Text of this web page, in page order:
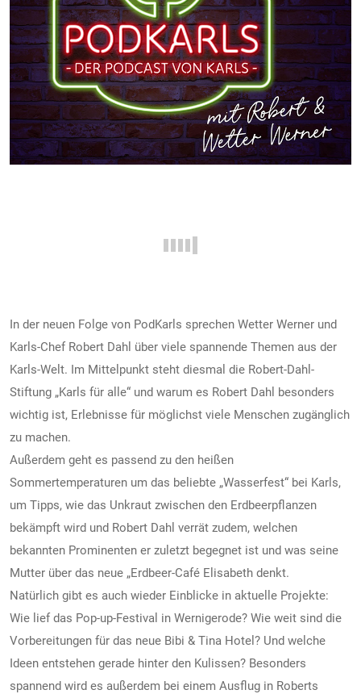
FREIZEIT
Veranstaltungen
Essen & Trinken
Sport
ERDBEEREN
URLAUB
In der neuen Folge von PodKarls sprechen Wetter Werner und
Karls-Chef Robert Dahl über viele spannende Themen aus der
Karls-Welt. Im Mittelpunkt steht diesmal die Robert-Dahl-
Stiftung „Karls für alle“ und warum es Robert Dahl besonders
wichtig ist, Erlebnisse für möglichst viele Menschen zugänglich
zu machen.
Außerdem geht es passend zu den heißen
Sommertemperaturen um das beliebte „Wasserfest“ bei Karls,
um Tipps, wie das Unkraut zwischen den Erdbeerpflanzen
bekämpft wird und Robert Dahl verrät zudem, welchen
bekannten Prominenten er zuletzt begegnet ist und was seine
Mutter über das neue „Erdbeer-Café Elisabeth denkt.
Natürlich gibt es auch wieder Einblicke in aktuelle Projekte:
Wie lief das Pop-up-Festival in Wernigerode? Wie weit sind die
Vorbereitungen für das neue Bibi & Tina Hotel? Und welche
Ideen entstehen gerade hinter den Kulissen? Besonders
spannend wird es außerdem bei einem Ausflug in Roberts